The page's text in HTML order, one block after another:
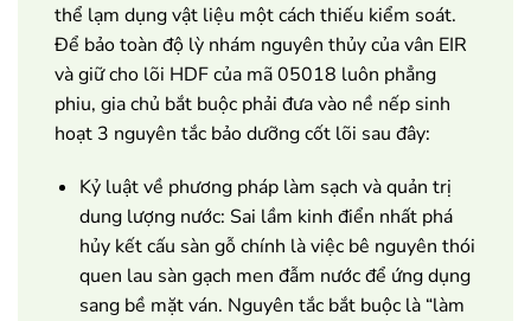
thể lạm dụng vật liệu một cách thiếu kiểm soát.
Để bảo toàn độ lỳ nhám nguyên thủy của vân EIR
và giữ cho lõi HDF của mã 05018 luôn phẳng
phiu, gia chủ bắt buộc phải đưa vào nề nếp sinh
hoạt 3 nguyên tắc bảo dưỡng cốt lõi sau đây:
Kỷ luật về phương pháp làm sạch và quản trị
dung lượng nước: Sai lầm kinh điển nhất phá
hủy kết cấu sàn gỗ chính là việc bê nguyên thói
quen lau sàn gạch men đẫm nước để ứng dụng
sang bề mặt ván. Nguyên tắc bắt buộc là “làm